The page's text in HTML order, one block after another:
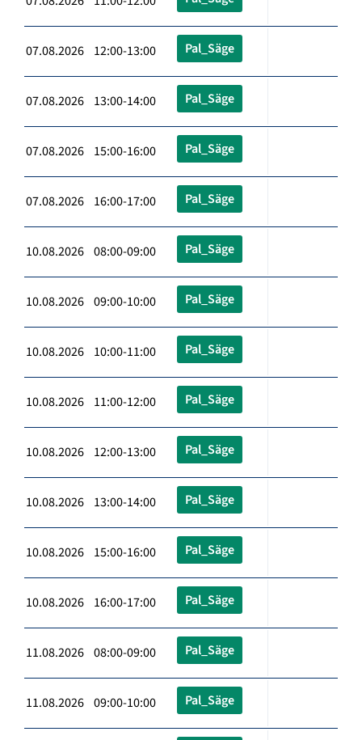
07.08.2026 12:00-13:00 Pal_Säge
07.08.2026 13:00-14:00 Pal_Säge
07.08.2026 15:00-16:00 Pal_Säge
07.08.2026 16:00-17:00 Pal_Säge
10.08.2026 08:00-09:00 Pal_Säge
10.08.2026 09:00-10:00 Pal_Säge
10.08.2026 10:00-11:00 Pal_Säge
10.08.2026 11:00-12:00 Pal_Säge
10.08.2026 12:00-13:00 Pal_Säge
10.08.2026 13:00-14:00 Pal_Säge
10.08.2026 15:00-16:00 Pal_Säge
10.08.2026 16:00-17:00 Pal_Säge
11.08.2026 08:00-09:00 Pal_Säge
11.08.2026 09:00-10:00 Pal_Säge